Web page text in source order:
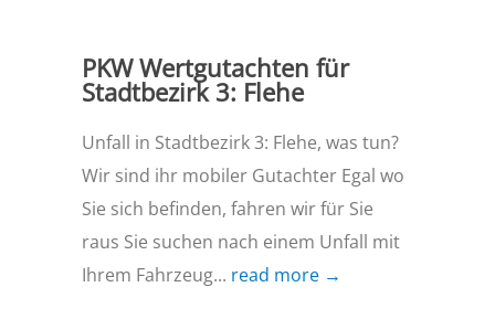
PKW Wertgutachten für
Stadtbezirk 3: Flehe
Unfall in Stadtbezirk 3: Flehe, was tun?
Wir sind ihr mobiler Gutachter Egal wo
Sie sich befinden, fahren wir für Sie
raus Sie suchen nach einem Unfall mit
Ihrem Fahrzeug... read more →